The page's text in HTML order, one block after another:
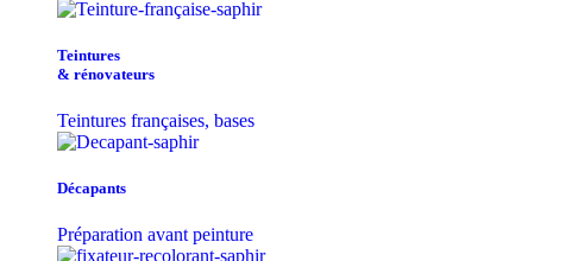
Teintu​res
& r​é​novateurs
Teintures françaises, bases
Décapants
Préparation avant peinture